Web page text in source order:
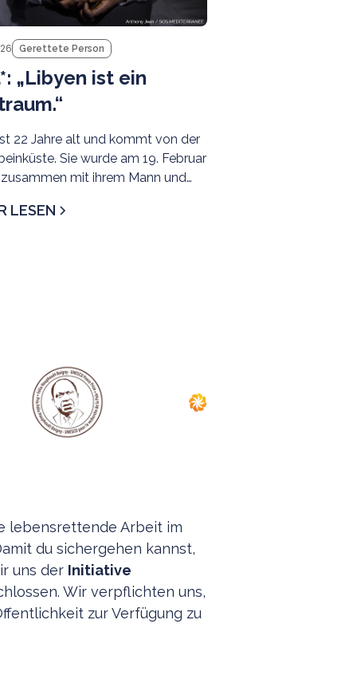
Gerettete Person
„Libyen ist ein
22 Jahre alt und kommt von der
Sie wurde am 19. Februar
mit ihrem Mann und
vor der Küste Libyens aus
LESEN
lebensrettende Arbeit im
du sichergehen kannst,
uns der Initiative
Wir verpflichten uns,
zur Verfügung zu